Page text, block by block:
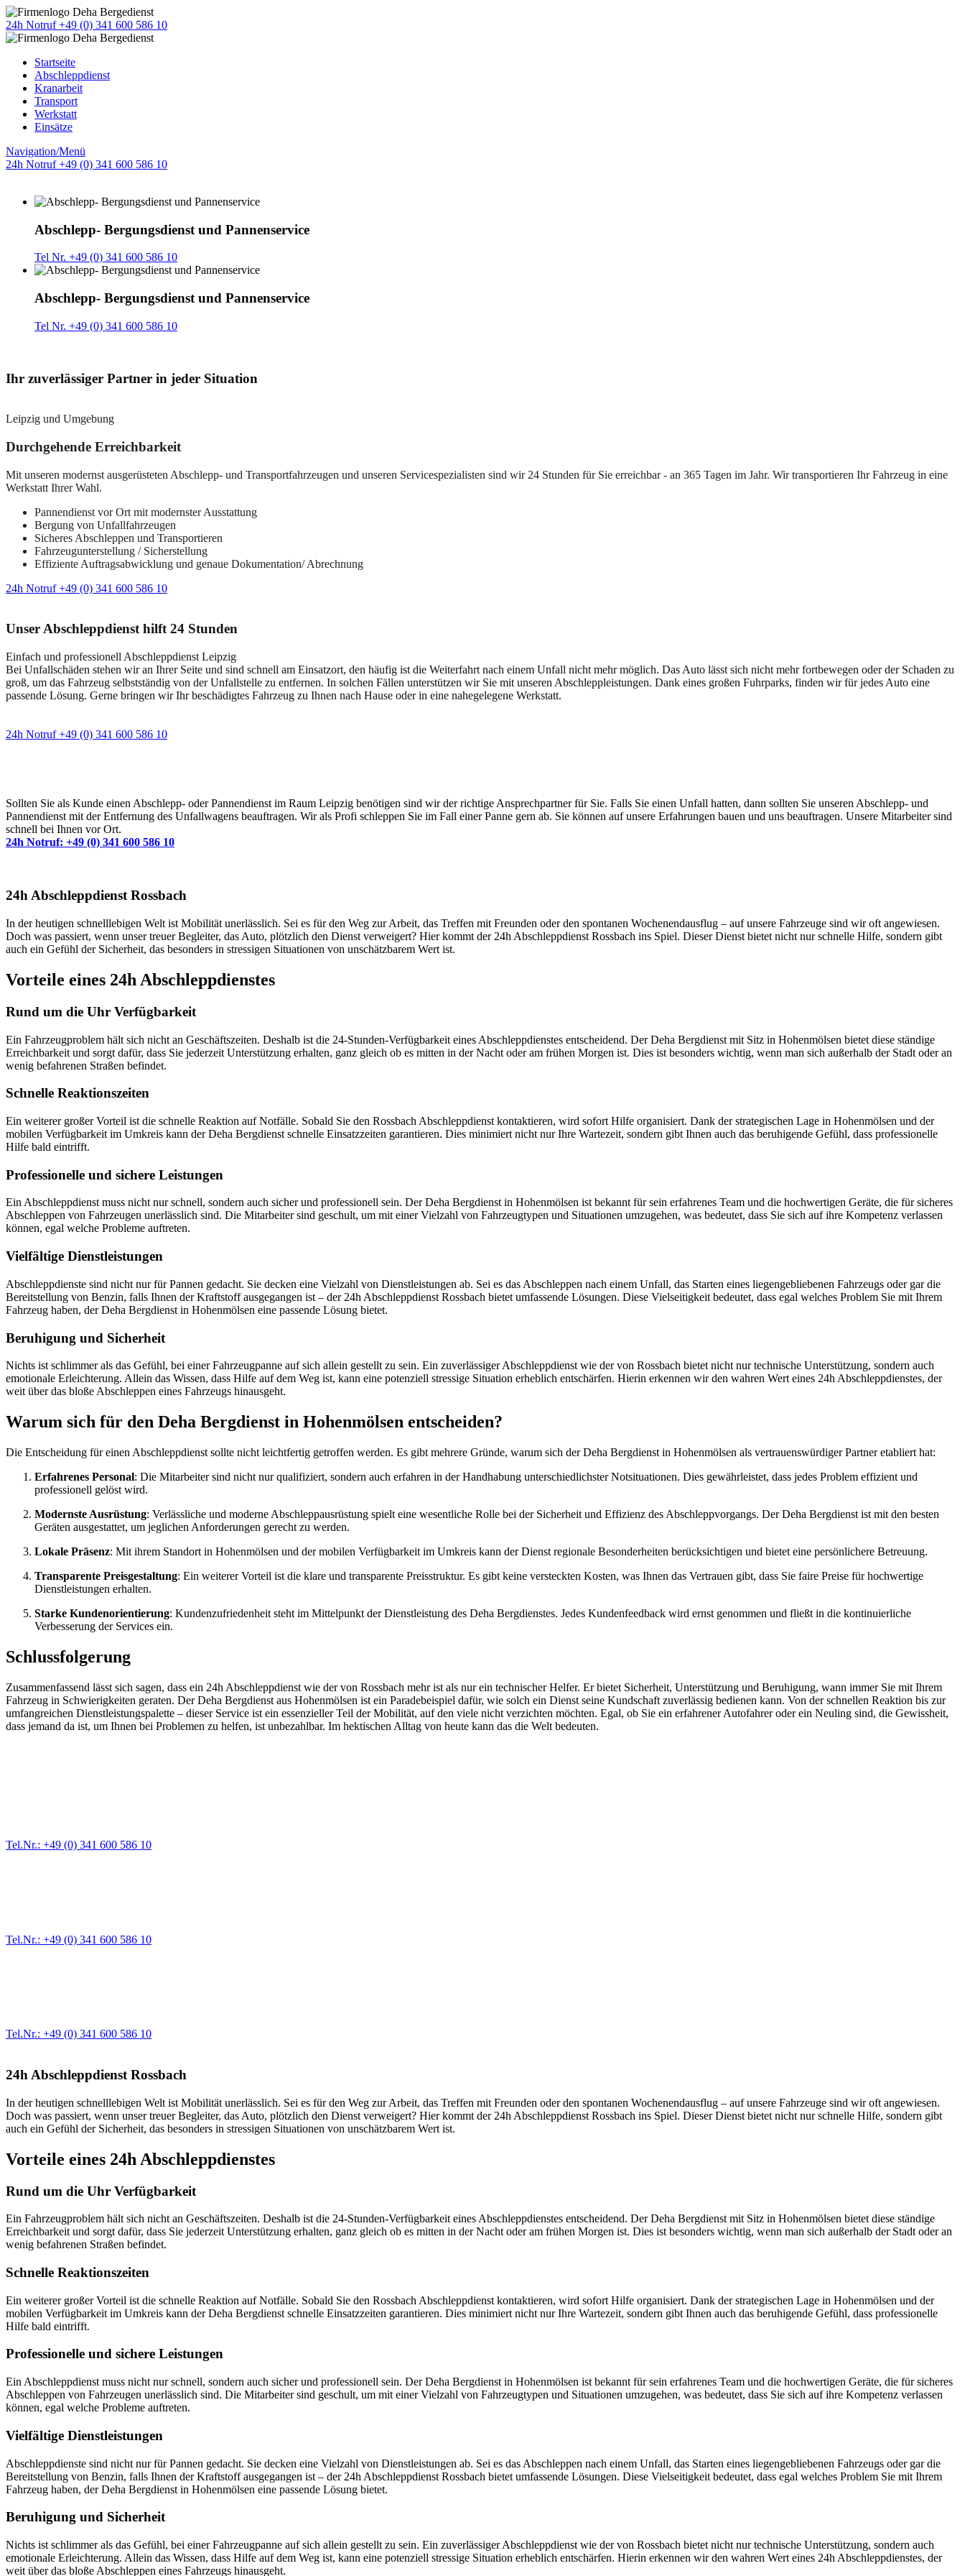
24h Notruf +49 (0) 341 600 586 10
Startseite
Abschleppdienst
Kranarbeit
Transport
Werkstatt
Einsätze
Navigation/Menü
24h Notruf +49 (0) 341 600 586 10
Abschlepp- Bergungsdienst und Pannenservice
Tel Nr. +49 (0) 341 600 586 10
Abschlepp- Bergungsdienst und Pannenservice
Tel Nr. +49 (0) 341 600 586 10
Ihr zuverlässiger Partner in jeder Situation
Leipzig und Umgebung
Durchgehende Erreichbarkeit
Mit unseren modernst ausgerüsteten Abschlepp- und Transportfahrzeugen und unseren Servicespezialisten sind wir 24 Stunden für Sie erreichbar - an 365 Tagen im Jahr. Wir transportieren Ihr Fahrzeug in eine
Werkstatt Ihrer Wahl.
Pannendienst vor Ort mit modernster Ausstattung
Bergung von Unfallfahrzeugen
Sicheres Abschleppen und Transportieren
Fahrzeugunterstellung / Sicherstellung
Effiziente Auftragsabwicklung und genaue Dokumentation/ Abrechnung
24h Notruf +49 (0) 341 600 586 10
Unser Abschleppdienst hilft 24 Stunden
Einfach und professionell Abschleppdienst Leipzig
Bei Unfallschäden stehen wir an Ihrer Seite und sind schnell am Einsatzort, den häufig ist die Weiterfahrt nach einem Unfall nicht mehr möglich. Das Auto lässt sich nicht mehr fortbewegen oder der Schaden zu
groß, um das Fahrzeug selbstständig von der Unfallstelle zu entfernen. In solchen Fällen unterstützen wir Sie mit unseren Abschleppleistungen. Dank eines großen Fuhrparks, finden wir für jedes Auto eine
passende Lösung. Gerne bringen wir Ihr beschädigtes Fahrzeug zu Ihnen nach Hause oder in eine nahegelegene Werkstatt.
24h Notruf +49 (0) 341 600 586 10
Sollten Sie als Kunde einen Abschlepp- oder Pannendienst im Raum Leipzig benötigen sind wir der richtige Ansprechpartner für Sie. Falls Sie einen Unfall hatten, dann sollten Sie unseren Abschlepp- und
Pannendienst mit der Entfernung des Unfallwagens beauftragen. Wir als Profi schleppen Sie im Fall einer Panne gern ab. Sie können auf unsere Erfahrungen bauen und uns beauftragen. Unsere Mitarbeiter sind
schnell bei Ihnen vor Ort.
24h Notruf: +49 (0) 341 600 586 10
24h Abschleppdienst Rossbach
In der heutigen schnelllebigen Welt ist Mobilität unerlässlich. Sei es für den Weg zur Arbeit, das Treffen mit Freunden oder den spontanen Wochenendausflug – auf unsere Fahrzeuge sind wir oft angewiesen.
Doch was passiert, wenn unser treuer Begleiter, das Auto, plötzlich den Dienst verweigert? Hier kommt der 24h Abschleppdienst Rossbach ins Spiel. Dieser Dienst bietet nicht nur schnelle Hilfe, sondern gibt
auch ein Gefühl der Sicherheit, das besonders in stressigen Situationen von unschätzbarem Wert ist.
Vorteile eines 24h Abschleppdienstes
Rund um die Uhr Verfügbarkeit
Ein Fahrzeugproblem hält sich nicht an Geschäftszeiten. Deshalb ist die 24-Stunden-Verfügbarkeit eines Abschleppdienstes entscheidend. Der Deha Bergdienst mit Sitz in Hohenmölsen bietet diese ständige
Erreichbarkeit und sorgt dafür, dass Sie jederzeit Unterstützung erhalten, ganz gleich ob es mitten in der Nacht oder am frühen Morgen ist. Dies ist besonders wichtig, wenn man sich außerhalb der Stadt oder an
wenig befahrenen Straßen befindet.
Schnelle Reaktionszeiten
Ein weiterer großer Vorteil ist die schnelle Reaktion auf Notfälle. Sobald Sie den Rossbach Abschleppdienst kontaktieren, wird sofort Hilfe organisiert. Dank der strategischen Lage in Hohenmölsen und der
mobilen Verfügbarkeit im Umkreis kann der Deha Bergdienst schnelle Einsatzzeiten garantieren. Dies minimiert nicht nur Ihre Wartezeit, sondern gibt Ihnen auch das beruhigende Gefühl, dass professionelle
Hilfe bald eintrifft.
Professionelle und sichere Leistungen
Ein Abschleppdienst muss nicht nur schnell, sondern auch sicher und professionell sein. Der Deha Bergdienst in Hohenmölsen ist bekannt für sein erfahrenes Team und die hochwertigen Geräte, die für sicheres
Abschleppen von Fahrzeugen unerlässlich sind. Die Mitarbeiter sind geschult, um mit einer Vielzahl von Fahrzeugtypen und Situationen umzugehen, was bedeutet, dass Sie sich auf ihre Kompetenz verlassen
können, egal welche Probleme auftreten.
Vielfältige Dienstleistungen
Abschleppdienste sind nicht nur für Pannen gedacht. Sie decken eine Vielzahl von Dienstleistungen ab. Sei es das Abschleppen nach einem Unfall, das Starten eines liegengebliebenen Fahrzeugs oder gar die
Bereitstellung von Benzin, falls Ihnen der Kraftstoff ausgegangen ist – der 24h Abschleppdienst Rossbach bietet umfassende Lösungen. Diese Vielseitigkeit bedeutet, dass egal welches Problem Sie mit Ihrem
Fahrzeug haben, der Deha Bergdienst in Hohenmölsen eine passende Lösung bietet.
Beruhigung und Sicherheit
Nichts ist schlimmer als das Gefühl, bei einer Fahrzeugpanne auf sich allein gestellt zu sein. Ein zuverlässiger Abschleppdienst wie der von Rossbach bietet nicht nur technische Unterstützung, sondern auch
emotionale Erleichterung. Allein das Wissen, dass Hilfe auf dem Weg ist, kann eine potenziell stressige Situation erheblich entschärfen. Hierin erkennen wir den wahren Wert eines 24h Abschleppdienstes, der
weit über das bloße Abschleppen eines Fahrzeugs hinausgeht.
Warum sich für den Deha Bergdienst in Hohenmölsen entscheiden?
Die Entscheidung für einen Abschleppdienst sollte nicht leichtfertig getroffen werden. Es gibt mehrere Gründe, warum sich der Deha Bergdienst in Hohenmölsen als vertrauenswürdiger Partner etabliert hat:
Erfahrenes Personal: Die Mitarbeiter sind nicht nur qualifiziert, sondern auch erfahren in der Handhabung unterschiedlichster Notsituationen. Dies gewährleistet, dass jedes Problem effizient und
professionell gelöst wird.
Modernste Ausrüstung: Verlässliche und moderne Abschleppausrüstung spielt eine wesentliche Rolle bei der Sicherheit und Effizienz des Abschleppvorgangs. Der Deha Bergdienst ist mit den besten
Geräten ausgestattet, um jeglichen Anforderungen gerecht zu werden.
Lokale Präsenz: Mit ihrem Standort in Hohenmölsen und der mobilen Verfügbarkeit im Umkreis kann der Dienst regionale Besonderheiten berücksichtigen und bietet eine persönlichere Betreuung.
Transparente Preisgestaltung: Ein weiterer Vorteil ist die klare und transparente Preisstruktur. Es gibt keine versteckten Kosten, was Ihnen das Vertrauen gibt, dass Sie faire Preise für hochwertige
Dienstleistungen erhalten.
Starke Kundenorientierung: Kundenzufriedenheit steht im Mittelpunkt der Dienstleistung des Deha Bergdienstes. Jedes Kundenfeedback wird ernst genommen und fließt in die kontinuierliche
Verbesserung der Services ein.
Schlussfolgerung
Zusammenfassend lässt sich sagen, dass ein 24h Abschleppdienst wie der von Rossbach mehr ist als nur ein technischer Helfer. Er bietet Sicherheit, Unterstützung und Beruhigung, wann immer Sie mit Ihrem
Fahrzeug in Schwierigkeiten geraten. Der Deha Bergdienst aus Hohenmölsen ist ein Paradebeispiel dafür, wie solch ein Dienst seine Kundschaft zuverlässig bedienen kann. Von der schnellen Reaktion bis zur
umfangreichen Dienstleistungspalette – dieser Service ist ein essenzieller Teil der Mobilität, auf den viele nicht verzichten möchten. Egal, ob Sie ein erfahrener Autofahrer oder ein Neuling sind, die Gewissheit,
dass jemand da ist, um Ihnen bei Problemen zu helfen, ist unbezahlbar. Im hektischen Alltag von heute kann das die Welt bedeuten.
Tel.Nr.: +49 (0) 341 600 586 10
Tel.Nr.: +49 (0) 341 600 586 10
Tel.Nr.: +49 (0) 341 600 586 10
24h Abschleppdienst Rossbach
In der heutigen schnelllebigen Welt ist Mobilität unerlässlich. Sei es für den Weg zur Arbeit, das Treffen mit Freunden oder den spontanen Wochenendausflug – auf unsere Fahrzeuge sind wir oft angewiesen.
Doch was passiert, wenn unser treuer Begleiter, das Auto, plötzlich den Dienst verweigert? Hier kommt der 24h Abschleppdienst Rossbach ins Spiel. Dieser Dienst bietet nicht nur schnelle Hilfe, sondern gibt
auch ein Gefühl der Sicherheit, das besonders in stressigen Situationen von unschätzbarem Wert ist.
Vorteile eines 24h Abschleppdienstes
Rund um die Uhr Verfügbarkeit
Ein Fahrzeugproblem hält sich nicht an Geschäftszeiten. Deshalb ist die 24-Stunden-Verfügbarkeit eines Abschleppdienstes entscheidend. Der Deha Bergdienst mit Sitz in Hohenmölsen bietet diese ständige
Erreichbarkeit und sorgt dafür, dass Sie jederzeit Unterstützung erhalten, ganz gleich ob es mitten in der Nacht oder am frühen Morgen ist. Dies ist besonders wichtig, wenn man sich außerhalb der Stadt oder an
wenig befahrenen Straßen befindet.
Schnelle Reaktionszeiten
Ein weiterer großer Vorteil ist die schnelle Reaktion auf Notfälle. Sobald Sie den Rossbach Abschleppdienst kontaktieren, wird sofort Hilfe organisiert. Dank der strategischen Lage in Hohenmölsen und der
mobilen Verfügbarkeit im Umkreis kann der Deha Bergdienst schnelle Einsatzzeiten garantieren. Dies minimiert nicht nur Ihre Wartezeit, sondern gibt Ihnen auch das beruhigende Gefühl, dass professionelle
Hilfe bald eintrifft.
Professionelle und sichere Leistungen
Ein Abschleppdienst muss nicht nur schnell, sondern auch sicher und professionell sein. Der Deha Bergdienst in Hohenmölsen ist bekannt für sein erfahrenes Team und die hochwertigen Geräte, die für sicheres
Abschleppen von Fahrzeugen unerlässlich sind. Die Mitarbeiter sind geschult, um mit einer Vielzahl von Fahrzeugtypen und Situationen umzugehen, was bedeutet, dass Sie sich auf ihre Kompetenz verlassen
können, egal welche Probleme auftreten.
Vielfältige Dienstleistungen
Abschleppdienste sind nicht nur für Pannen gedacht. Sie decken eine Vielzahl von Dienstleistungen ab. Sei es das Abschleppen nach einem Unfall, das Starten eines liegengebliebenen Fahrzeugs oder gar die
Bereitstellung von Benzin, falls Ihnen der Kraftstoff ausgegangen ist – der 24h Abschleppdienst Rossbach bietet umfassende Lösungen. Diese Vielseitigkeit bedeutet, dass egal welches Problem Sie mit Ihrem
Fahrzeug haben, der Deha Bergdienst in Hohenmölsen eine passende Lösung bietet.
Beruhigung und Sicherheit
Nichts ist schlimmer als das Gefühl, bei einer Fahrzeugpanne auf sich allein gestellt zu sein. Ein zuverlässiger Abschleppdienst wie der von Rossbach bietet nicht nur technische Unterstützung, sondern auch
emotionale Erleichterung. Allein das Wissen, dass Hilfe auf dem Weg ist, kann eine potenziell stressige Situation erheblich entschärfen. Hierin erkennen wir den wahren Wert eines 24h Abschleppdienstes, der
weit über das bloße Abschleppen eines Fahrzeugs hinausgeht.